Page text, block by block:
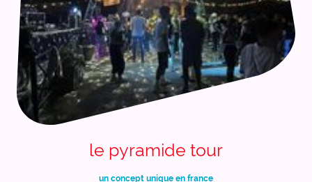
le pyramide tour
un concept unique en france